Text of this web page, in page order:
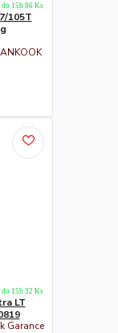
105T
15h 86 Ks
LT
Garance
15h 32 Ks